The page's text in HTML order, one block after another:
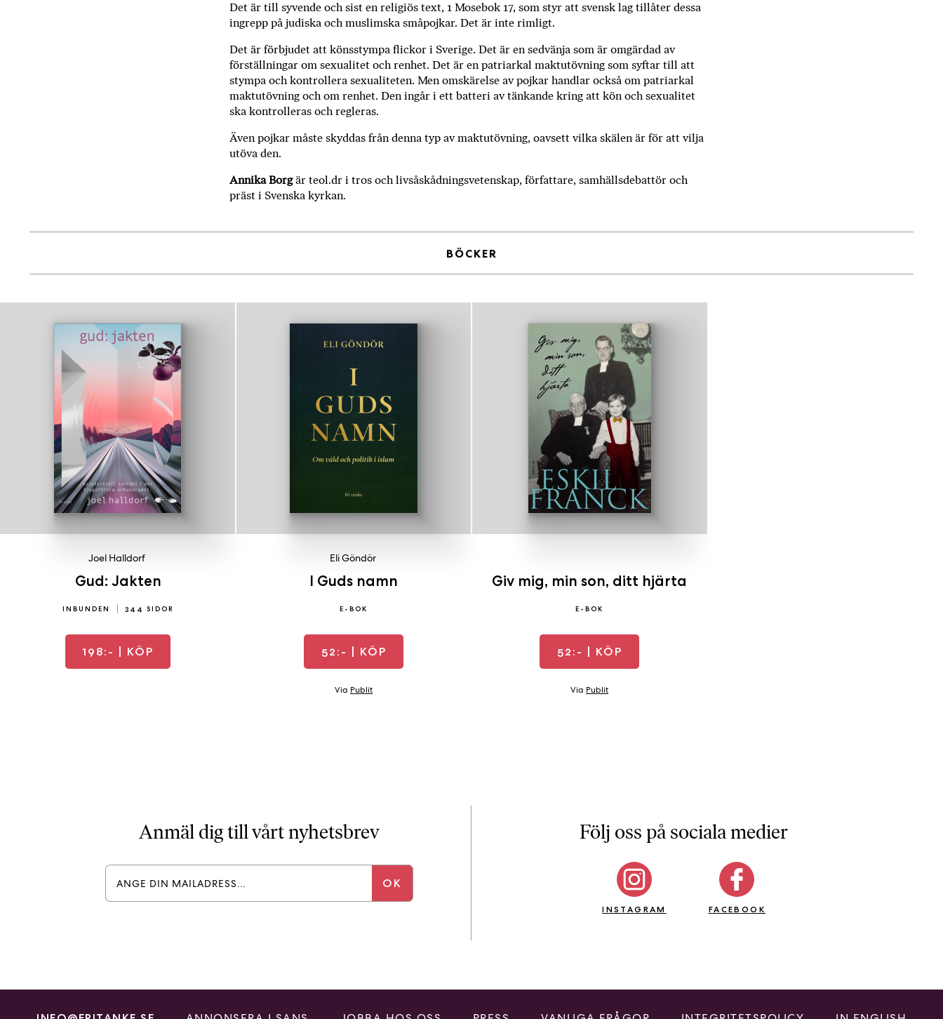
Det är till syvende och sist en religiös text, 1 Mosebok 17, som styr att svensk lag tillåter dessa
ingrepp på judiska och muslimska småpojkar. Det är inte rimligt.
Det är förbjudet att könsstympa flickor i Sverige. Det är en sedvänja som är omgärdad av
förställningar om sexua­litet och renhet. Det är en patriarkal maktutövning som syftar till att
stympa och kontrollera sexualiteten. Men omskärelse av pojkar handlar också om patriarkal
maktut­övning och om renhet. Den ingår i ett batteri av tänkande kring att kön och sexualitet
ska kontrolleras och regleras.
Även pojkar måste skyddas från denna typ av maktut­övning, oavsett vilka skälen är för att vilja
utöva den.
Annika Borgär teol.dr i tros­ och livsåskådningsvetenskap, författare, samhällsdebattör och
präst i Svenska kyrkan.
BÖCKER
Gud: Jakten
Joel Halldorf
INBUNDEN 344 SIDOR
198:- | KÖP
I Guds namn
Eli Göndör
E-BOK
52:- | KÖP
Via Publit
Giv mig, min son, ditt hjärta
E-BOK
52:- | KÖP
Via Publit
Anmäl dig till vårt nyhetsbrev Följ oss på sociala medier
INSTAGRAM FACEBOOK